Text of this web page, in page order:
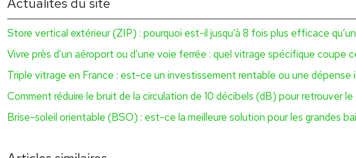
Store vertical extérieur (ZIP) : pourquoi est-il jusqu’à 8 fois plus efficace
Vivre près d’un aéroport ou d’une voie ferrée : quel vitrage spécifique coupe
Triple vitrage en France : est-ce un investissement rentable ou une dépense
Comment réduire le bruit de la circulation de 10 décibels (dB) pour retrouver le
Brise-soleil orientable (BSO) : est-ce la meilleure solution pour les grandes